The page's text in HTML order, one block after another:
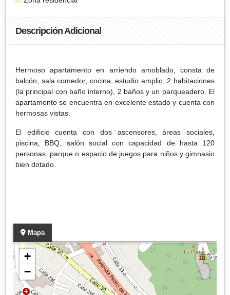
Descripción Adicional
Hermoso apartamento en arriendo amoblado, consta de
balcón, sala comedor, cocina, estudio amplio, 2 habitaciones
(la principal con baño interno), 2 baños y un parqueadero. El
apartamento se encuentra en excelente estado y cuenta con
hermosas vistas.
El edificio cuenta con dos ascensores, áreas sociales,
piscina, BBQ, salón social con capacidad de hasta 120
personas, parque o espacio de juegos para niños y gimnasio
bien dotado.
Mapa
+
−